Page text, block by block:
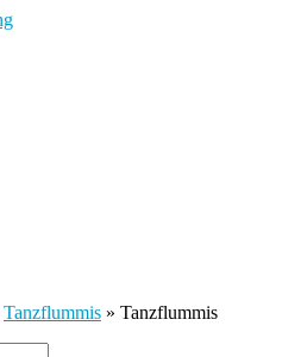
Tanzflummis » Tanzflummis